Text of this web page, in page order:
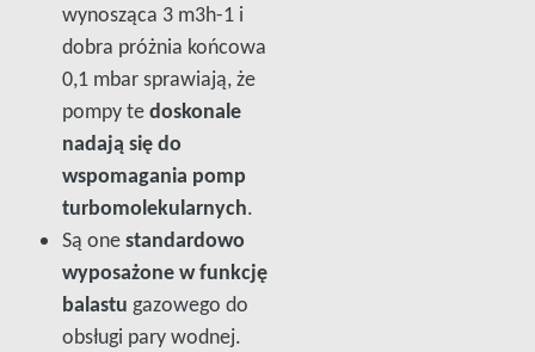
wynosząca 3 m3h-1 i
dobra próżnia końcowa
0,1 mbar sprawiają, że
pompy tedoskonale
nadają się do
wspomagania pomp
turbomolekularnych.
Są onestandardowo
wyposażone w funkcję
balastu gazowego do
obsługi pary wodnej.